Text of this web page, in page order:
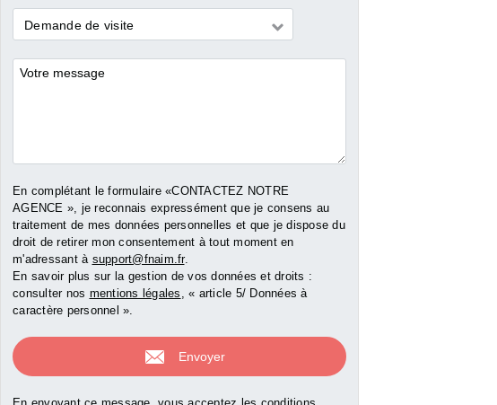
m²
Voir le bien
m²
Demande
*
Demande de visite
Commentaires
En complétant le formulaire «CONTACTEZ NOTRE
AGENCE », je reconnais expressément que je consens au
traitement de mes données personnelles et que je dispose du
droit de retirer mon consentement à tout moment en
m'adressant à support@fnaim.fr.
En savoir plus sur la gestion de vos données et droits :
consulter nos mentions légales , « article 5/ Données à
caractère personnel ».